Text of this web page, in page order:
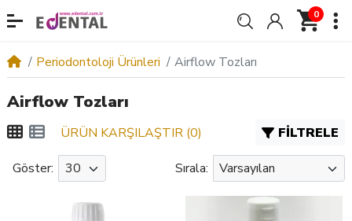
0
Periodontoloji Ürünleri Airflow Tozları
Airflow Tozları
FILTRELE
ÜRÜN KARŞILAŞTIR (0)
Göster: Sırala: